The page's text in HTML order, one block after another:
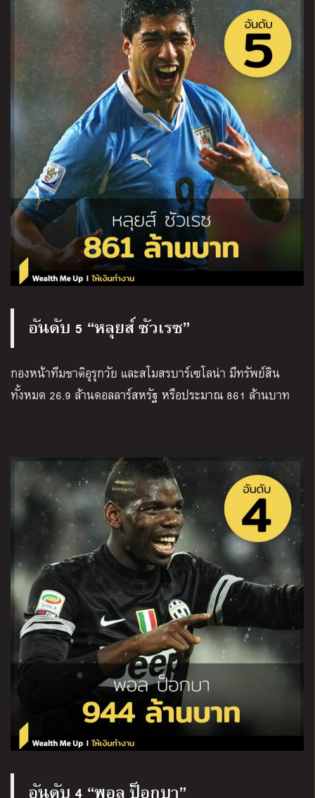
อันดับ 5 “หลุยส์ ซัวเรซ”
กองหน้าทีมชาติอุรุกวัย และสโมสรบาร์เซโลน่า มีทรัพย์สิน
ทั้งหมด 26.9 ล้านดอลลาร์สหรัฐ หรือประมาณ 861 ล้านบาท
อันดับ 4 “พอล ป็อกบา”